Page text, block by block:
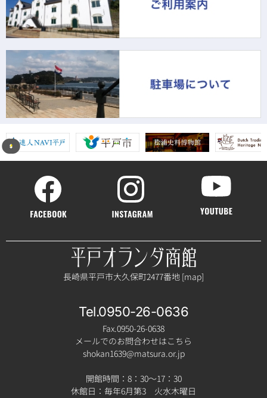
長崎県平戸市大久保町2477番地 [map]
Tel.0950-26-0636
Fax.0950-26-0638
メールでのお問合わせはこちら
shokan1639@matsura.or.jp
開館時間：8：30～17：30
休館日：毎年6月第3 火水木曜日